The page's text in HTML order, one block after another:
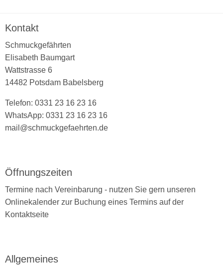
Kontakt
Schmuckgefährten
Elisabeth Baumgart
Wattstrasse 6
14482 Potsdam Babelsberg
Telefon: 0331 23 16 23 16
WhatsApp: 0331 23 16 23 16
mail@schmuckgefaehrten.de
Öffnungszeiten
Termine nach Vereinbarung - nutzen Sie gern unseren
Onlinekalender zur Buchung eines Termins auf der
Kontaktseite
Allgemeines